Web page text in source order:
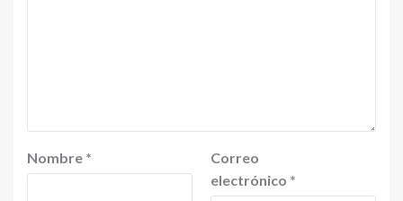
Nombre *
Correo
electrónico *